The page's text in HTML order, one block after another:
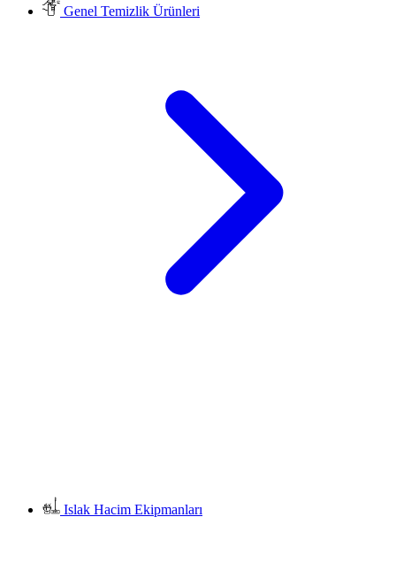
Genel Temizlik Ürünleri
Islak Hacim Ekipmanları